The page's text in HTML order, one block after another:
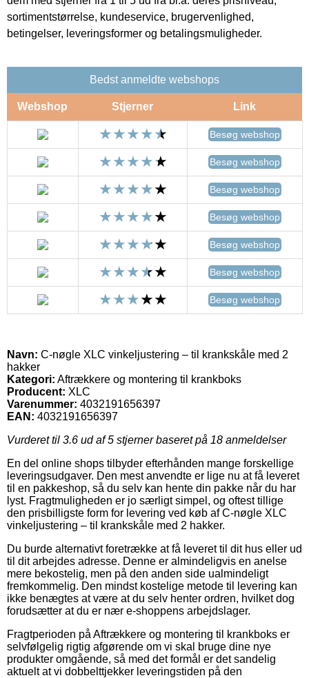
sortimentstørrelse, kundeservice, brugervenlighed,
betingelser, leveringsformer og betalingsmuligheder.
Bedst anmeldte webshops
Webshop Stjerner Link
Besøg webshop
Besøg webshop
Besøg webshop
Besøg webshop
Besøg webshop
Besøg webshop
Besøg webshop
Navn: C-nøgle XLC vinkeljustering – til krankskåle med 2
hakker
Kategori: Aftrækkere og montering til krankboks
Producent: XLC
Varenummer: 4032191656397
EAN: 4032191656397
Vurderet til 3.6 ud af 5 stjerner baseret på 18 anmeldelser
En del online shops tilbyder efterhånden mange forskellige
leveringsudgaver. Den mest anvendte er lige nu at få leveret
til en pakkeshop, så du selv kan hente din pakke når du har
lyst. Fragtmuligheden er jo særligt simpel, og oftest tillige
den prisbilligste form for levering ved køb af C-nøgle XLC
vinkeljustering – til krankskåle med 2 hakker.
Du burde alternativt foretrække at få leveret til dit hus eller ud
til dit arbejdes adresse. Denne er almindeligvis en anelse
mere bekostelig, men på den anden side ualmindeligt
fremkommelig. Den mindst kostelige metode til levering kan
ikke benægtes at være at du selv henter ordren, hvilket dog
forudsætter at du er nær e-shoppens arbejdslager.
Fragtperioden på Aftrækkere og montering til krankboks er
selvfølgelig rigtig afgørende om vi skal bruge dine nye
produkter omgående, så med det formål er det sandelig
aktuelt at vi dobbelttjekker leveringstiden på den